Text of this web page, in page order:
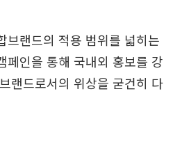
브랜드의 적용 범위를 넓히는
페인을 통해 국내외 홍보를 강
랜드로서의 위상을 굳건히 다